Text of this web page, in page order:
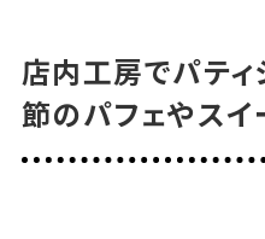
店内工房でパテ
節のパフェやスイ